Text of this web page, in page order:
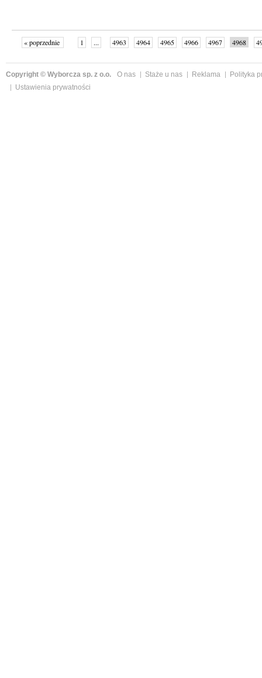
« poprzednie 1 ... 4963 4964 4965 4966 4967 4968
Copyright © Wyborcza sp. z o.o. O nas Staże u nas Reklama
Polityka
Ustawienia prywatności